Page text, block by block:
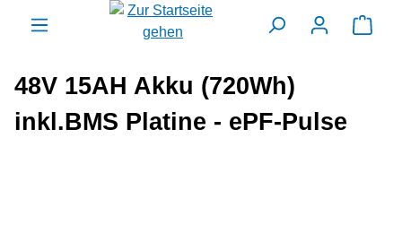
springen
48V 15AH Akku (720Wh)
inkl.BMS Platine - ePF-Pulse